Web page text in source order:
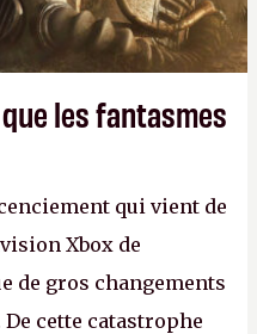
les fantasmes
qui vient de
Xbox de
de gros changements
cette catastrophe